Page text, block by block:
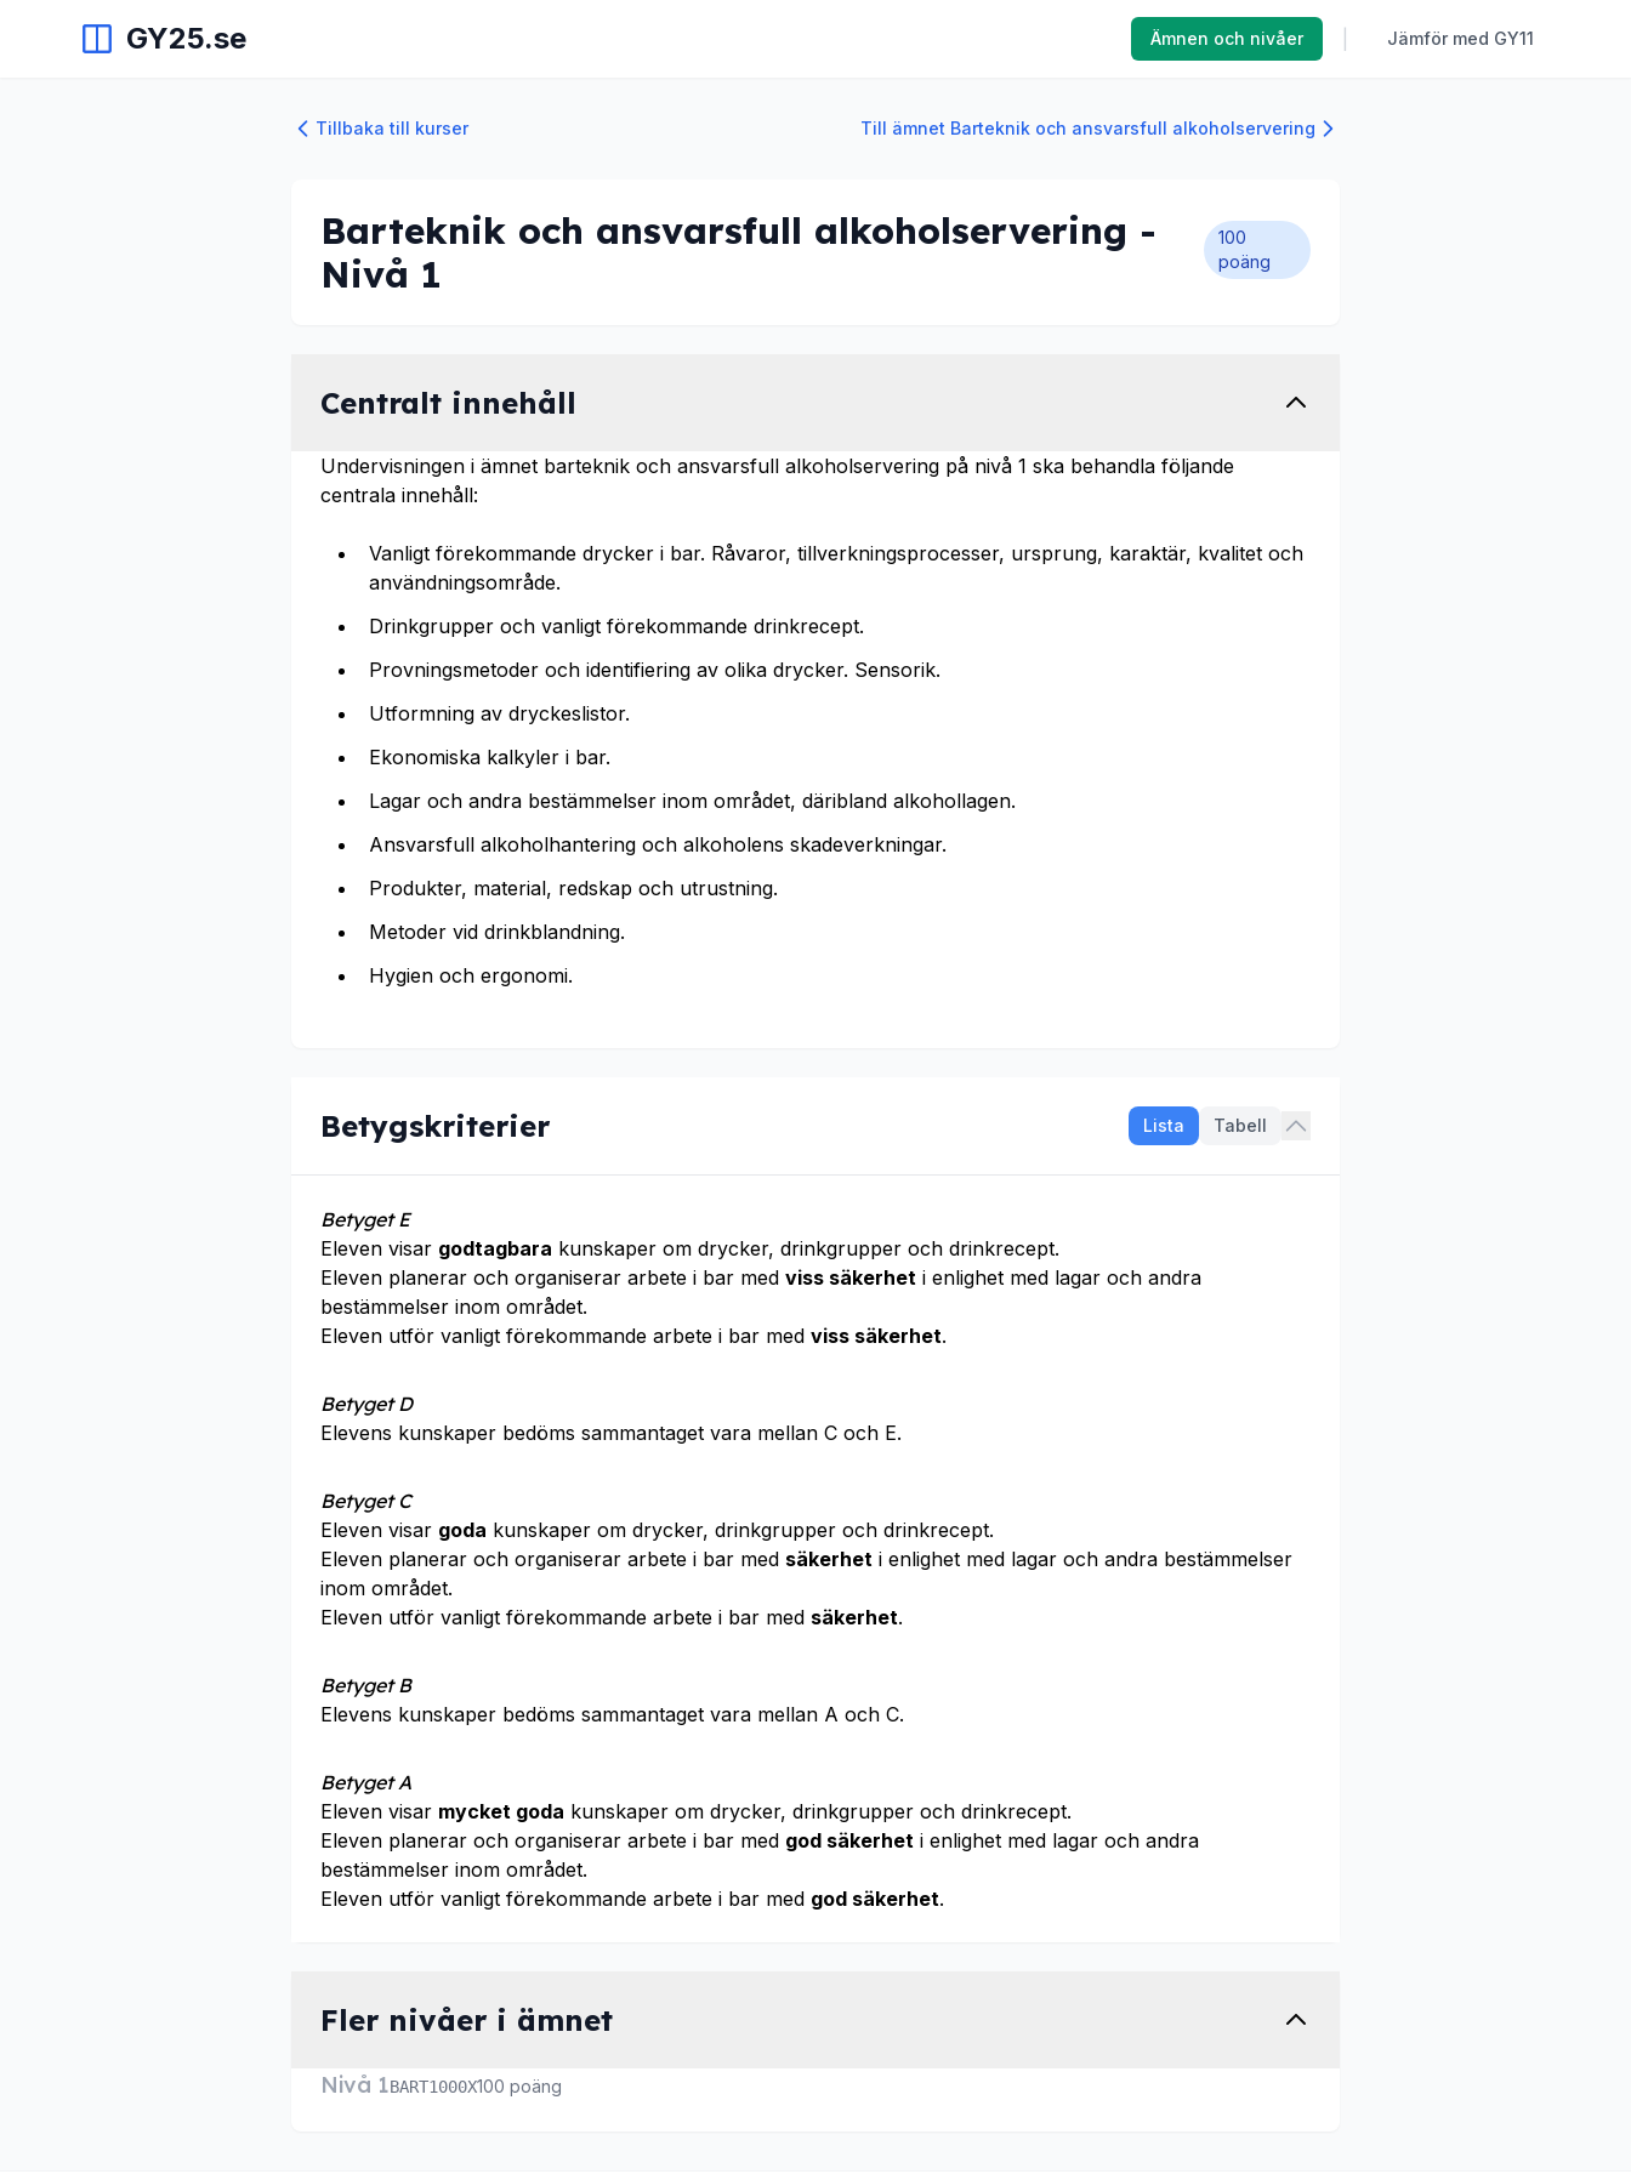
GY25.se Ämnen och nivåer Jämför med GY11
Tillbaka till kurser Till ämnet Barteknik och ansvarsfull alkoholservering
Barteknik och ansvarsfull alkoholservering -
Nivå 1
100
poäng
Centralt innehåll
Undervisningen i ämnet barteknik och ansvarsfull alkoholservering på nivå 1 ska behandla följande
centrala innehåll:
Vanligt förekommande drycker i bar. Råvaror, tillverkningsprocesser, ursprung, karaktär, kvalitet och
användningsområde.
Drinkgrupper och vanligt förekommande drinkrecept.
Provningsmetoder och identifiering av olika drycker. Sensorik.
Utformning av dryckeslistor.
Ekonomiska kalkyler i bar.
Lagar och andra bestämmelser inom området, däribland alkohollagen.
Ansvarsfull alkoholhantering och alkoholens skadeverkningar.
Produkter, material, redskap och utrustning.
Metoder vid drinkblandning.
Hygien och ergonomi.
Betygskriterier Lista Tabell
Betyget E
Eleven visar godtagbara kunskaper om drycker, drinkgrupper och drinkrecept.
Eleven planerar och organiserar arbete i bar med viss säkerhet i enlighet med lagar och andra
bestämmelser inom området.
Eleven utför vanligt förekommande arbete i bar med viss säkerhet.
Betyget D
Elevens kunskaper bedöms sammantaget vara mellan C och E.
Betyget C
Eleven visar goda kunskaper om drycker, drinkgrupper och drinkrecept.
Eleven planerar och organiserar arbete i bar med säkerhet i enlighet med lagar och andra bestämmelser
inom området.
Eleven utför vanligt förekommande arbete i bar med säkerhet.
Betyget B
Elevens kunskaper bedöms sammantaget vara mellan A och C.
Betyget A
Eleven visar mycket goda kunskaper om drycker, drinkgrupper och drinkrecept.
Eleven planerar och organiserar arbete i bar med god säkerhet i enlighet med lagar och andra
bestämmelser inom området.
Eleven utför vanligt förekommande arbete i bar med god säkerhet.
Fler nivåer i ämnet
Nivå 1BART1000X100 poäng